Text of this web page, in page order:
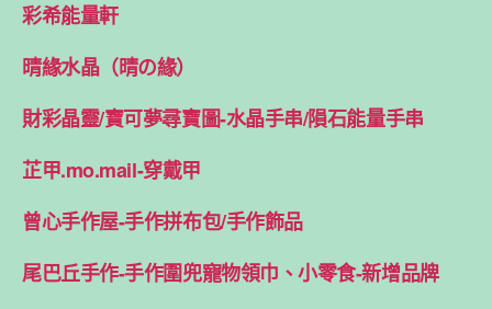
彩希能量軒
晴緣水晶（晴の緣）
財彩晶靈/寶可夢尋寶圖-水晶手串/隕石能量手串
芷甲.mo.mail-穿戴甲
曾心手作屋-手作拼布包/手作飾品
尾巴丘手作-手作圍兜寵物領巾、小零食-新增品牌